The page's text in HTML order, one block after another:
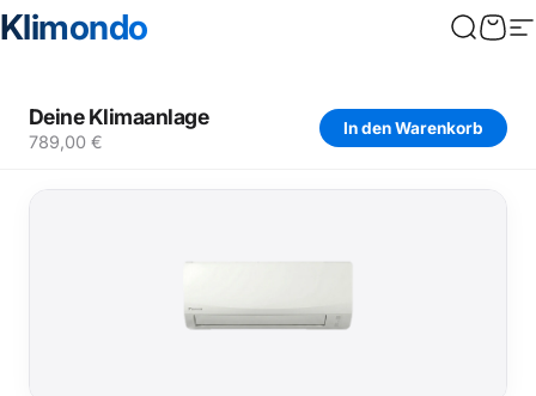
Direkt zum Inhalt
KLIMONDO
Klimondo Suche
Deine Klimaanlage
789,00 €
In den Warenkorb